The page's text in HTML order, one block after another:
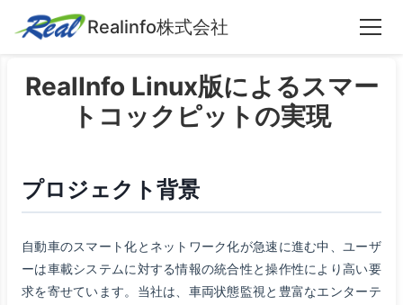
Realinfo株式会社
RealInfo Linux版によるスマー
トコックピットの実現
プロジェクト背景
自動車のスマート化とネットワーク化が急速に進む中、ユーザ
ーは車載システムに対する情報の統合性と操作性により高い要
求を寄せています。当社は、車両状態監視と豊富なエンターテ